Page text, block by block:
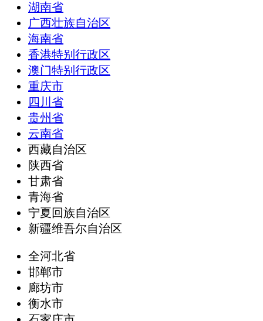
湖南省
广西壮族自治区
海南省
香港特别行政区
澳门特别行政区
重庆市
四川省
贵州省
云南省
西藏自治区
陕西省
甘肃省
青海省
宁夏回族自治区
新疆维吾尔自治区
全河北省
邯郸市
廊坊市
衡水市